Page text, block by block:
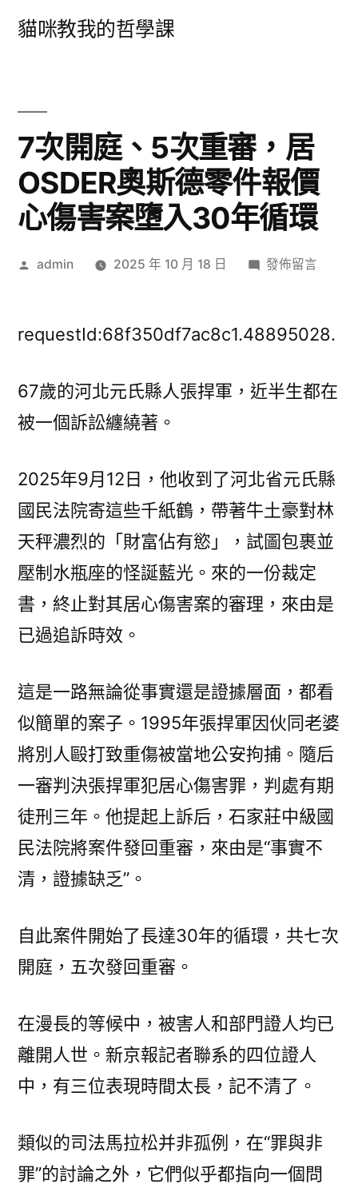
貓咪教我的哲學課
7次開庭、5次重審，居
OSDER奧斯德零件報價
心傷害案墮入30年循環
作
admin 2025 年 10 月 18 日
在
開
次
OSDER
奧
斯
德
零
件
傷
害
案
墮
入
年
循
發佈留言
requestId:68f350df7ac8c1.48895028.
67歲的河北元氏縣人張捍軍，近半生都在
被一個訴訟纏繞著。
2025年9月12日，他收到了河北省元氏縣
國民法院寄這些千紙鶴，帶著牛土豪對林
天秤濃烈的「財富佔有慾」，試圖包裹並
壓制水瓶座的怪誕藍光。來的一份裁定
書，終止對其居心傷害案的審理，來由是
已過追訴時效。
這是一路無論從事實還是證據層面，都看
似簡單的案子。1995年張捍軍因伙同老婆
將別人毆打致重傷被當地公安拘捕。隨后
一審判決張捍軍犯居心傷害罪，判處有期
徒刑三年。他提起上訴后，石家莊中級國
民法院將案件發回重審，來由是“事實不
清，證據缺乏”。
自此案件開始了長達30年的循環，共七次
開庭，五次發回重審。
在漫長的等候中，被害人和部門證人均已
離開人世。新京報記者聯系的四位證人
中，有三位表現時間太長，記不清了。
類似的司法馬拉松并非孤例，在“罪與非
罪”的討論之外，它們似乎都指向一個問